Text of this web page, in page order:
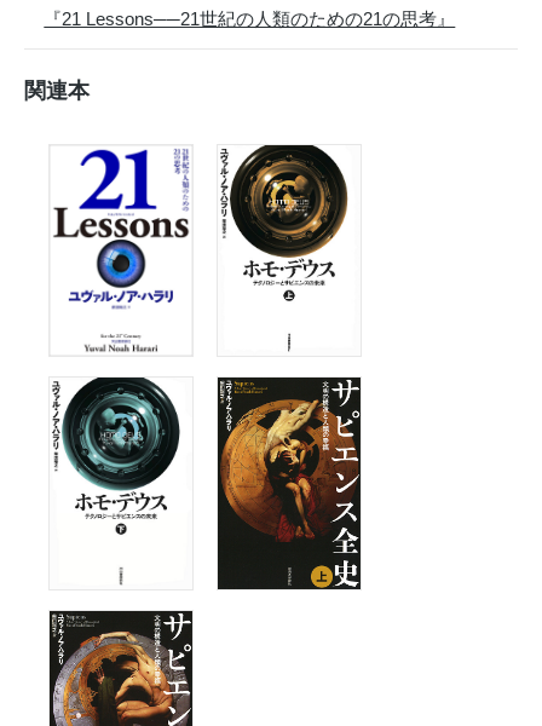
『21 Lessons──21世紀の人類のための21の思考』
関連本